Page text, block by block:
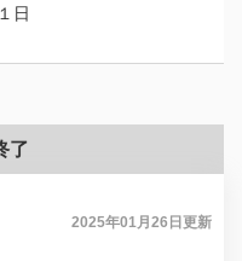
日
了
2025年01月26日 更新